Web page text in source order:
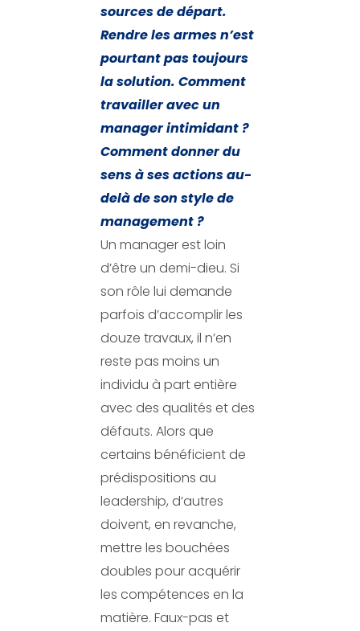
sources de départ.
Rendre les armes n’est
pourtant pas toujours
la solution. Comment
travailler avec un
manager intimidant ?
Comment donner du
sens à ses actions au-
delà de son style de
management ?
Un manager est loin
d’être un demi-dieu. Si
son rôle lui demande
parfois d’accomplir les
douze travaux, il n’en
reste pas moins un
individu à part entière
avec des qualités et des
défauts. Alors que
certains bénéficient de
prédispositions au
leadership, d’autres
doivent, en revanche,
mettre les bouchées
doubles pour acquérir
les compétences en la
matière. Faux-pas et